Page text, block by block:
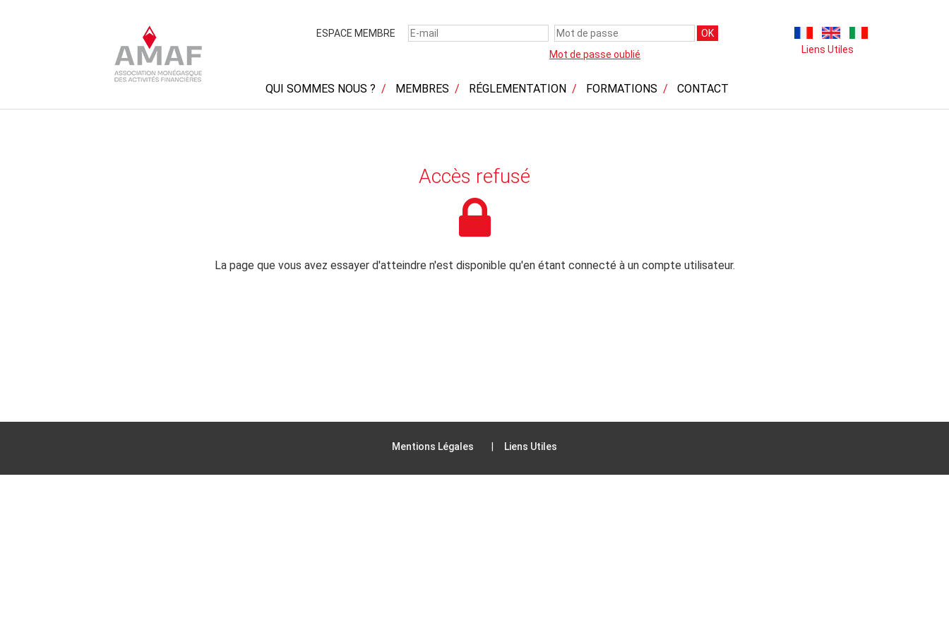
ESPACE MEMBRE
OK
Mot de passe oublié
Liens Utiles
QUI SOMMES NOUS ? MEMBRES RÉGLEMENTATION FORMATIONS CONTACT
Accès refusé
La page que vous avez essayer d'atteindre n'est disponible qu'en étant connecté à un compte utilisateur.
Mentions Légales Liens Utiles